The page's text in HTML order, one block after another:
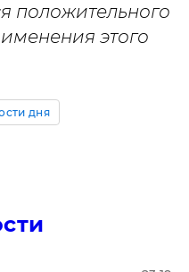
положительного
этого
дня